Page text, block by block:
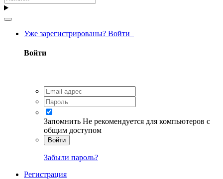
Уже зарегистрированы? Войти
Войти
Запомнить Не рекомендуется для компьютеров с
общим доступом
Войти
Забыли пароль?
Регистрация